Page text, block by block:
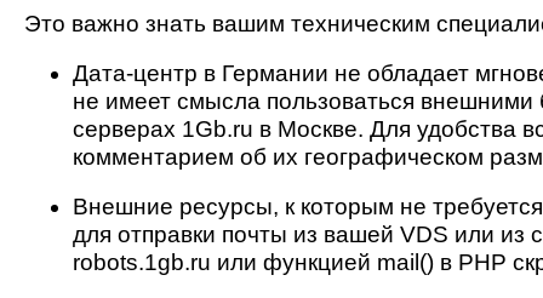
Это важно знать вашим техническим
Дата-центр в Германии не обладает
не имеет смысла пользоваться
серверах 1Gb.ru в Москве. Для удобства
комментарием об их географическом
Внешние ресурсы, к которым не
для отправки почты из вашей VDS или из
robots.1gb.ru или функцией mail() в PHP